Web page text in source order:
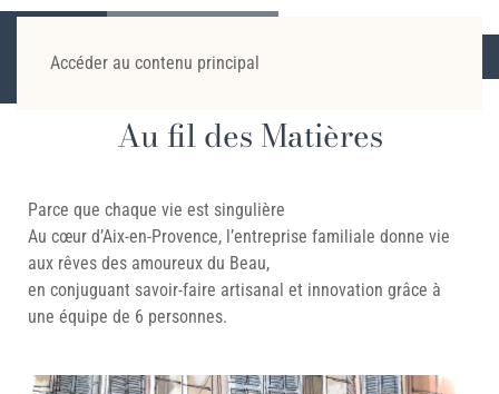
Accéder au contenu principal
Au fil des Matières
Parce que chaque vie est singulière
Au cœur d’Aix-en-Provence, l’entreprise familiale donne vie
aux rêves des amoureux du Beau,
en conjuguant savoir-faire artisanal et innovation grâce à
une équipe de 6 personnes.